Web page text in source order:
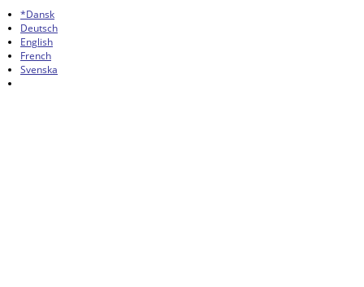
*Dansk
Deutsch
English
French
Svenska